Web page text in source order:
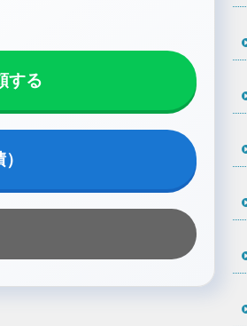
する